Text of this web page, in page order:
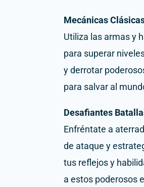
Mecánicas
Utiliza las armas y
para superar
y derrotar
para salvar al
Desafiantes
Enfréntate a
de ataque y
tus reflejos y
a estos poderosos